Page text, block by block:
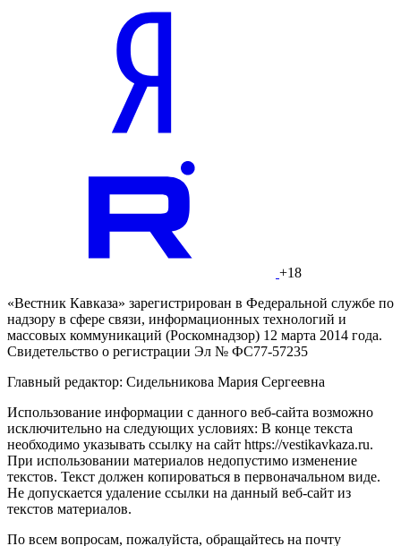
+18
«Вестник Кавказа» зарегистрирован в Федеральной службе по
надзору в сфере связи, информационных технологий и
массовых коммуникаций (Роскомнадзор) 12 марта 2014 года.
Свидетельство о регистрации Эл № ФС77-57235
Главный редактор: Сидельникова Мария Сергеевна
Использование информации с данного веб-сайта возможно
исключительно на следующих условиях: В конце текста
необходимо указывать ссылку на сайт https://vestikavkaza.ru.
При использовании материалов недопустимо изменение
текстов. Текст должен копироваться в первоначальном виде.
Не допускается удаление ссылки на данный веб-сайт из
текстов материалов.
По всем вопросам, пожалуйста, обращайтесь на почту